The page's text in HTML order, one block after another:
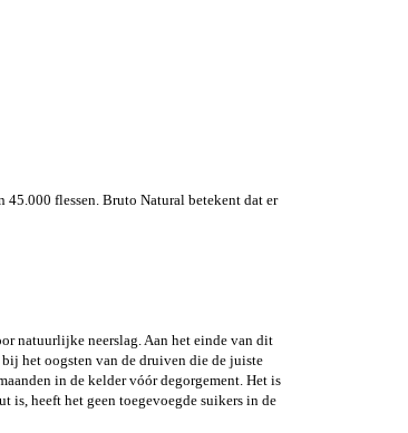
45.000 flessen. Bruto Natural betekent dat er
natuurlijke neerslag. Aan het einde van dit
bij het oogsten van de druiven die de juiste
in de kelder vóór degorgement. Het is
is, heeft het geen toegevoegde suikers in de